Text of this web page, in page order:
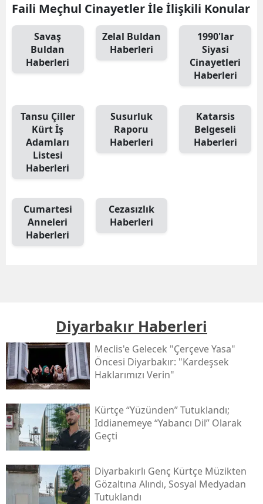
Faili Meçhul Cinayetler İle İlişkili Konular
Savaş
Buldan
Haberleri
Zelal Buldan
Haberleri
1990'lar
Siyasi
Cinayetleri
Haberleri
Tansu Çiller
Kürt İş
Adamları
Listesi
Haberleri
Susurluk
Raporu
Haberleri
Katarsis
Belgeseli
Haberleri
Cumartesi
Anneleri
Haberleri
Cezasızlık
Haberleri
Diyarbakır Haberleri
Meclis'e Gelecek "çerçeve Yasa"
Öncesi Diyarbakır: "kardeşsek
Haklarımızı Verin"
Kürtçe “yüzünden” Tutuklandı;
Iddianemeye “yabancı Dil” Olarak
Geçti
Diyarbakırlı Genç Kürtçe Müzikten
Gözaltına Alındı, Sosyal Medyadan
Tutuklandı